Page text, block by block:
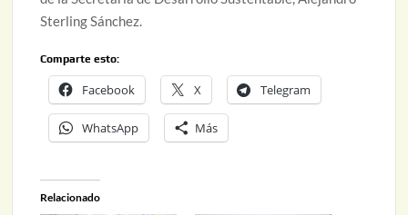
Sterling Sánchez.
Comparte esto:
Facebook X Telegram
WhatsApp Más
Relacionado